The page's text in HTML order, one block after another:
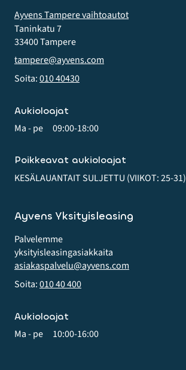
Ayvens Tampere vaihtoautot
Taninkatu 7
33400 Tampere
tampere@ayvens.com
Soita:010 40430
Aukioloajat
Ma - pe 09:00-18:00
Poikkeavat aukioloajat
KESÄLAUANTAIT SULJETTU (VIIKOT: 25-31)
Ayvens Yksityisleasing
Palvelemme
yksityis­leasing­asiakkaita
asiakaspalvelu@ayvens.com
Soita:010 40 400
Aukioloajat
Ma - pe 10:00-16:00